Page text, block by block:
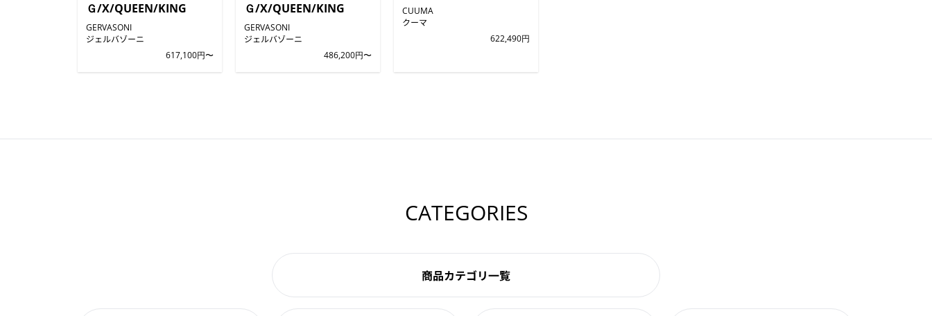
Ｇ/X/QUEEN/KING
GERVASONI
ジェルバゾーニ
617,100円〜
Ｇ/X/QUEEN/KING
GERVASONI
ジェルバゾーニ
486,200円〜
CUUMA
クーマ
622,490円
CATEGORIES
商品カテゴリ一覧